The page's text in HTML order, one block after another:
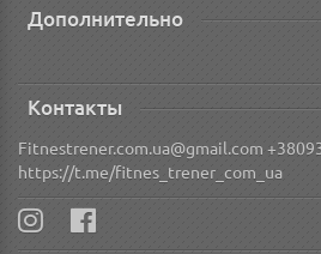
Дополнительно
Контакты
Fitnestrener.com.ua@gmail.com
https://t.me/fitnes_trener_com_ua